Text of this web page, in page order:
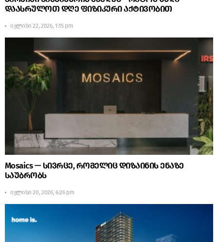
დაასრულოთ დღე ფიზიკური აქტივობით
ივლისი 22, 2026, 1:15 pm
Mosaics — სივრცე, რომელიც დიზაინის ენაზე
საუბრობს
ივლისი 20, 2026, 6:26 pm